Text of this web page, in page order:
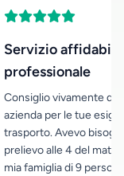
Servizio
professionale
Consiglio vivamente
azienda per le tue
trasporto. Avevo
prelievo alle 4 del
mia famiglia di 9